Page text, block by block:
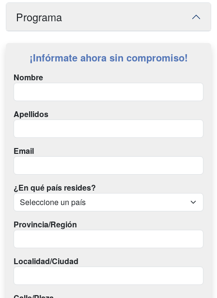
Programa
¡Infórmate ahora sin compromiso!
Nombre
Apellidos
Email
¿En qué país resides?
Provincia/Región
Localidad/Ciudad